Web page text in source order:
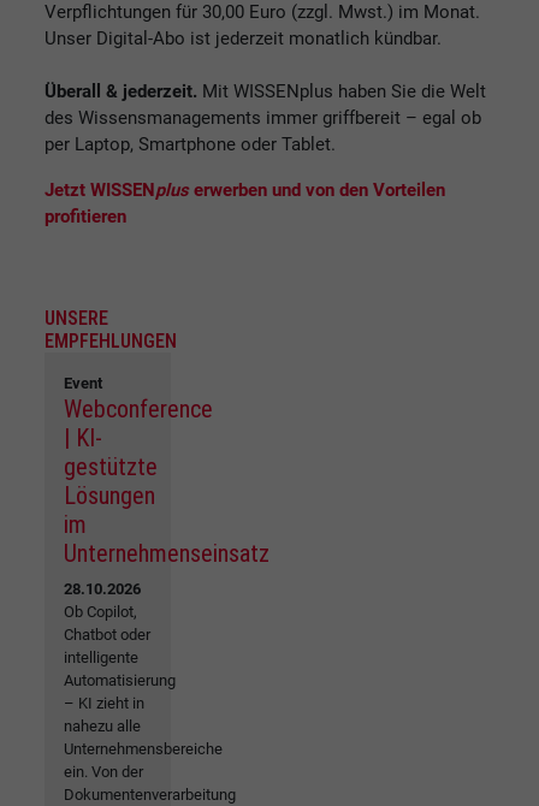
Verpflichtungen für 30,00 Euro (zzgl. Mwst.) im Monat.
Unser Digital-Abo ist jederzeit monatlich kündbar.
Überall & jederzeit. Mit WISSENplus haben Sie die Welt
des Wissensmanagements immer griffbereit – egal ob
per Laptop, Smartphone oder Tablet.
Jetzt WISSEN plus erwerben und von den Vorteilen
profitieren
UNSERE
EMPFEHLUNGEN
Event
Webconference
| KI-
gestützte
Lösungen
im
Unternehmenseinsatz
28.10.2026
Ob Copilot,
Chatbot oder
intelligente
Automatisierung
– KI zieht in
nahezu alle
Unternehmensbereiche
ein. Von der
Dokumentenverarbeitung